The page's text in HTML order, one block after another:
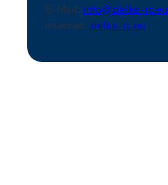
E-Mail: info@zielke-rc.eu
Internet: zielke-rc.eu